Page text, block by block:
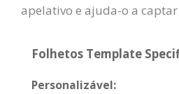
apelativo e ajuda-o a captar
Folhetos Template
Personalizável: